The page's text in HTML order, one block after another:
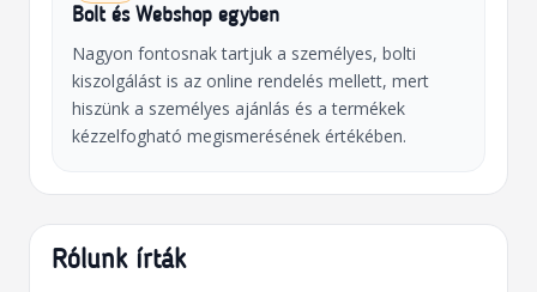
Bolt és Webshop egyben
Nagyon fontosnak tartjuk a személyes, bolti
kiszolgálást is az online rendelés mellett, mert
hiszünk a személyes ajánlás és a termékek
kézzelfogható megismerésének értékében.
Rólunk írták